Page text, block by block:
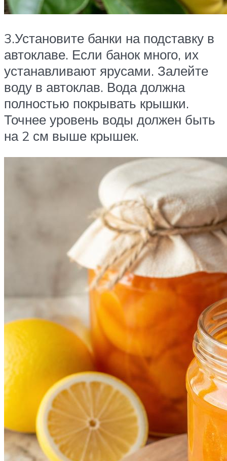
3.Установите банки на подставку в
автоклаве. Если банок много, их
устанавливают ярусами. Залейте
воду в автоклав. Вода должна
полностью покрывать крышки.
Точнее уровень воды должен быть
на 2 см выше крышек.